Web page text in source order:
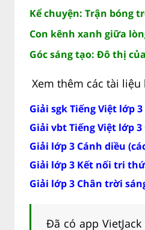
Kể chuyện: Trận bóng
Con kênh xanh giữa
Góc sáng tạo: Đô thị
Xem thêm các tài
Giải sgk Tiếng Việt lớp
Giải vbt Tiếng Việt lớp
Giải lớp 3 Cánh diều
Giải lớp 3 Kết nối tri
Giải lớp 3 Chân trời
Đã có app